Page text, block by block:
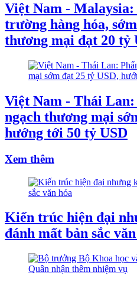
Việt Nam -
trường hàng hóa,
thương mại đạt 20 tỷ
Việt Nam - Thái
ngạch thương mại
hướng tới 50 tỷ USD
Xem thêm
Kiến trúc hiện đại
đánh mất bản sắc